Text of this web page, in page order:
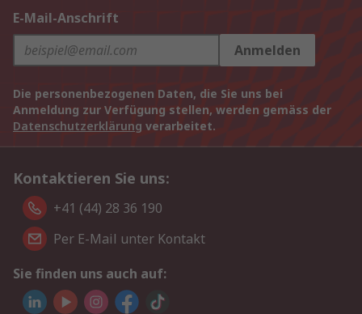
E-Mail-Anschrift
Anmelden
Die personenbezogenen Daten, die Sie uns bei
Anmeldung zur Verfügung stellen, werden gemäss der
Datenschutzerklärung verarbeitet.
Kontaktieren Sie uns:
+41 (44) 28 36 190
Per E-Mail unter Kontakt
Sie finden uns auch auf: